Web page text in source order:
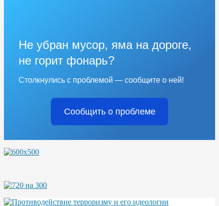
Не убран мусор, яма на дороге,
не горит фонарь?
Столкнулись с проблемой — сообщите о ней!
Сообщить о проблеме